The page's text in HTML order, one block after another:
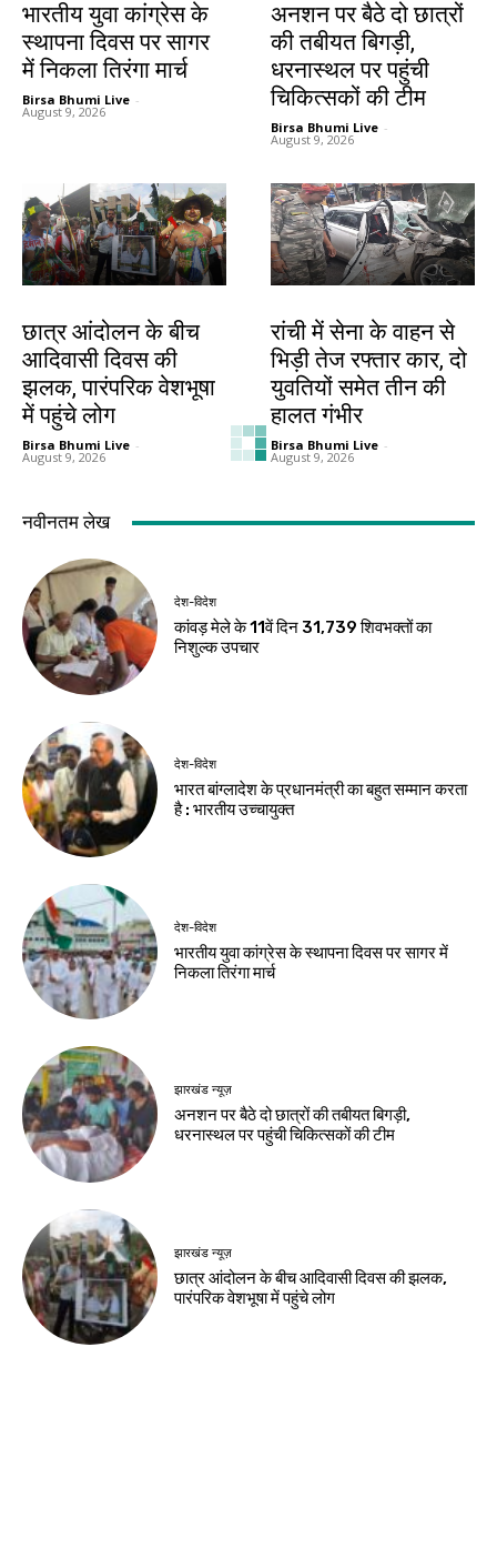
भारतीय युवा कांग्रेस के
स्थापना दिवस पर सागर
में निकला तिरंगा मार्च
Birsa Bhumi Live -
August 9, 2026
अनशन पर बैठे दो छात्रों
की तबीयत बिगड़ी,
धरनास्थल पर पहुंची
चिकित्सकों की टीम
Birsa Bhumi Live -
August 9, 2026
छात्र आंदोलन के बीच
आदिवासी दिवस की
झलक, पारंपरिक वेशभूषा
में पहुंचे लोग
Birsa Bhumi Live -
August 9, 2026
रांची में सेना के वाहन से
भिड़ी तेज रफ्तार कार, दो
युवतियों समेत तीन की
हालत गंभीर
Birsa Bhumi Live -
August 9, 2026
जमशेदपुर
शहीद निर्मल महतो के
शहादत दिवस पर
अर्पित की श्रद्धांजलि
Birsa Bhumi Live -
August 8, 2026
खूंटी
झारखंड न्यूज़
झारखंड आदिवासी
महोत्सव 2026 के लिए
मोरहाबादी मैदान तैयार
Birsa Bhumi Live
August 8, 2026
नवीनतम लेख
निशुल्क उपचार